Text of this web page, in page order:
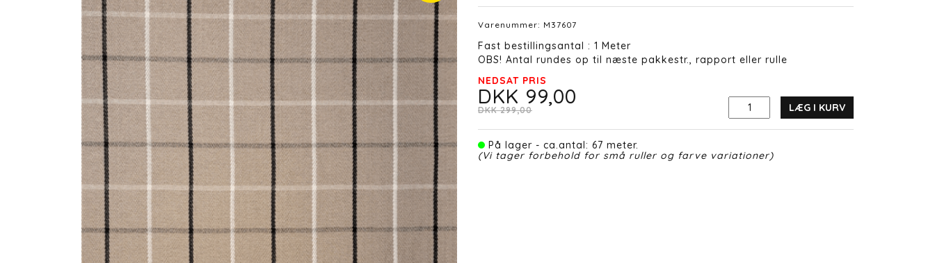
Varenummer: M37607
Fast bestillingsantal : 1 Meter
OBS! Antal rundes op til næste pakkestr., rapport eller rulle
NEDSAT PRIS
DKK 99,00
DKK 299,00 LÆG I KURV
På lager - ca.antal: 67 meter.
(Vi tager forbehold for små ruller og farve variationer)